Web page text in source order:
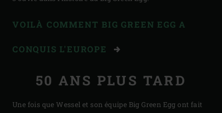
VOILÀ COMMENT BIG GREEN EGG A
CONQUIS L'EUROPE
50 ANS PLUS TARD
Une fois que Wessel et son équipe Big Green Egg ont fait